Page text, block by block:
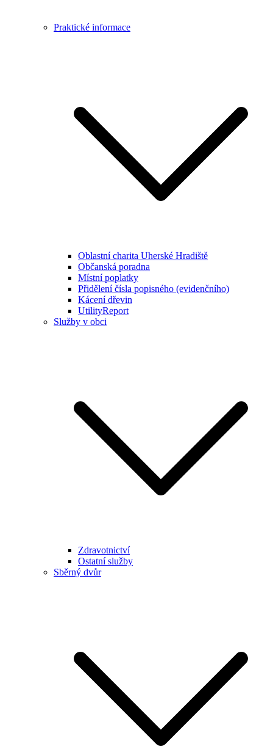
Praktické informace
Oblastní charita Uherské Hradiště
Občanská poradna
Místní poplatky
Přidělení čísla popisného (evidenčního)
Kácení dřevin
UtilityReport
Služby v obci
Zdravotnictví
Ostatní služby
Sběrný dvůr